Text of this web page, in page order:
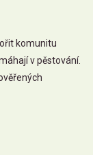
komunitu
v pěstování.